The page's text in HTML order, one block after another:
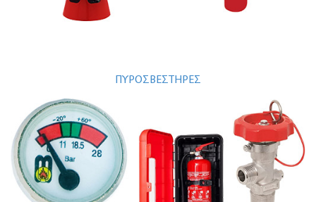
ΠΥΡΟΣΒΕΣΤΗΡΕΣ